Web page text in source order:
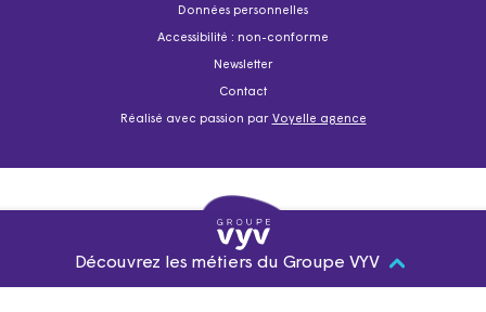
Données personnelles
Accessibilité : non-conforme
Newsletter
Contact
Réalisé avec passion par Voyelle agence
Découvrez les métiers du Groupe VYV